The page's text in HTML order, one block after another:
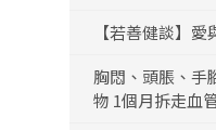
【若善健談】
胸悶、頭脹、手
物 1個月拆走血